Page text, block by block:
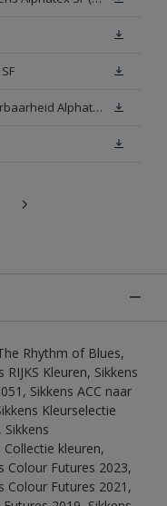
Technical Report decontamineerbaarheid Alphatex SF
Rhythm of Blues,
Kleuren, Sikkens
Sikkens ACC naar
Kleurselectie
Collectie kleuren,
Colour Futures 2023,
Colour Futures 2021,